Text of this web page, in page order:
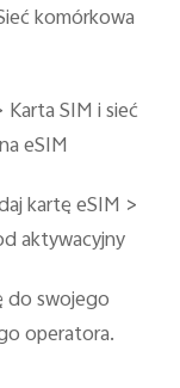
komórkowa
SIM i sieć
eSIM
kartę eSIM >
aktywacyjny
do swojego
operatora.